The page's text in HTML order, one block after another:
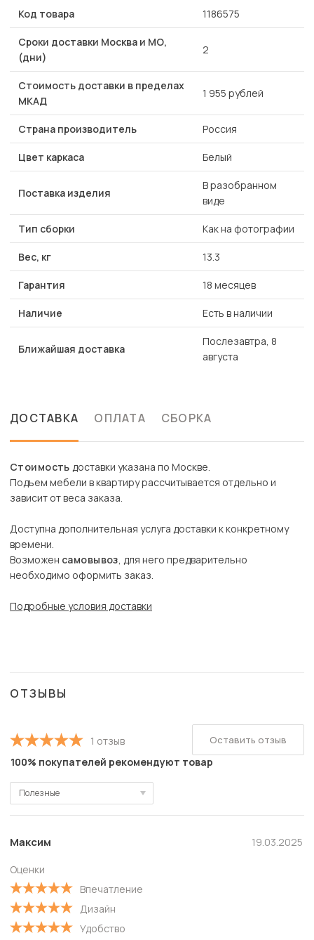
Код товара 1186575
Сроки доставки Москва и МО,
(дни)
2
Стоимость доставки в пределах
МКАД
1 955 рублей
Страна производитель Россия
Цвет каркаса Белый
Поставка изделия
В разобранном
виде
Тип сборки Как на фотографии
Вес, кг 13.3
Гарантия 18 месяцев
Наличие Есть в наличии
Ближайшая доставка
Послезавтра, 8
августа
ДОСТАВКА ОПЛАТА СБОРКА
Стоимость доставки указана по Москве.
Подъем мебели в квартиру рассчитывается отдельно и
зависит от веса заказа.
Доступна дополнительная услуга доставки к конкретному
времени.
Возможен самовывоз, для него предварительно
необходимо оформить заказ.
Подробные условия доставки
ОТЗЫВЫ
1 отзыв
100% покупателей рекомендуют товар
Полезные
Полезные
Новые
С высокой оценкой
С низкой оценкой
Максим
Оценки
Впечатление
Дизайн
Удобство
19.03.2025
Оставить отзыв